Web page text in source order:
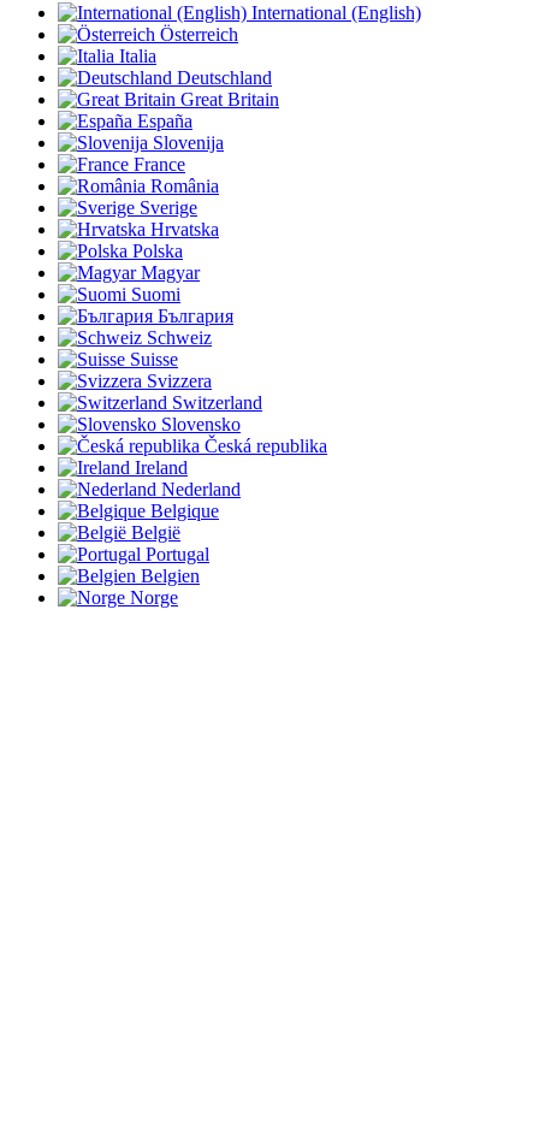
International (English)
Österreich
Italia
Deutschland
Great Britain
España
Slovenija
France
România
Sverige
Hrvatska
Polska
Magyar
Suomi
България
Schweiz
Suisse
Svizzera
Switzerland
Slovensko
Česká republika
Ireland
Nederland
Belgique
België
Portugal
Belgien
Norge